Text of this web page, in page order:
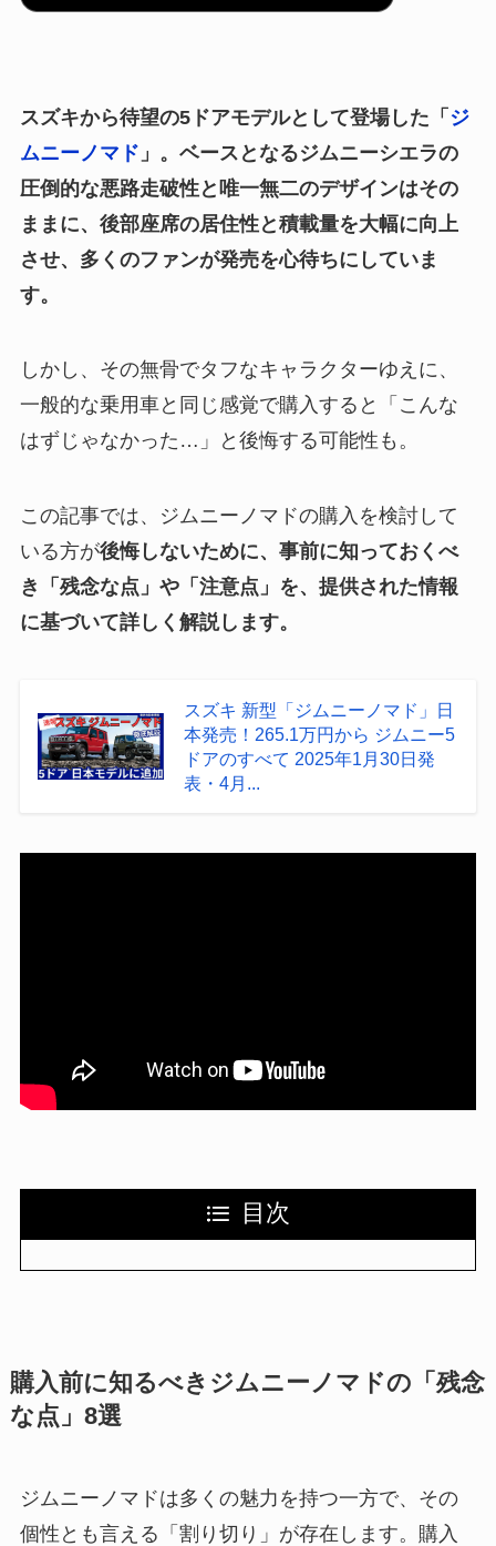
スズキから待望の5ドアモデルとして登場した「 ジ
ムニーノマド 」。ベースとなるジムニーシエラの
圧倒的な悪路走破性と唯一無二のデザインはその
ままに、後部座席の居住性と積載量を大幅に向上
させ、多くのファンが発売を心待ちにしていま
す。
しかし、その無骨でタフなキャラクターゆえに、
一般的な乗用車と同じ感覚で購入すると「こんな
はずじゃなかった…」と後悔する可能性も。
この記事では、ジムニーノマドの購入を検討して
いる方が後悔しないために、事前に知っておくべ
き「残念な点」や「注意点」を、提供された情報
に基づいて詳しく解説します。
スズキ 新型「ジムニーノマド」日
本発売！265.1万円から ジムニー5
ドアのすべて 2025年1月30日発
表・4月...
目次
購入前に知るべきジムニーノマドの「残念
な点」8選
ジムニーノマドは多くの魅力を持つ一方で、その
個性とも言える「割り切り」が存在します。購入